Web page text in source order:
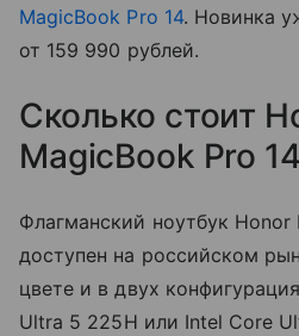
MagicBook Pro 14. Новинка
от 159 990 рублей.
Сколько стоит
MagicBook Pro
Флагманский ноутбук Honor
доступен на российском
цвете и в двух
Ultra 5 225H или Intel Core